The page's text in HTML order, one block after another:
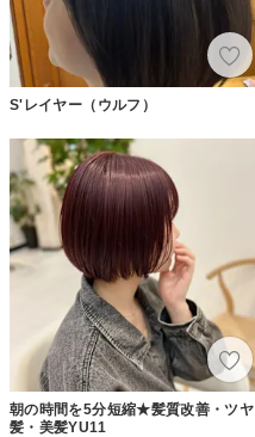
S'レイヤー（ウルフ）
朝の時間を5分短縮★髪質改善・ツヤ
髪・美髪YU11